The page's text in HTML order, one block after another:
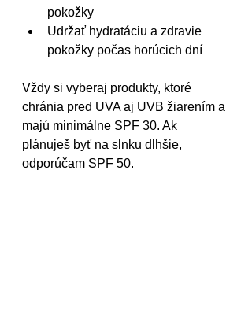
pokožky
Udržať hydratáciu a zdravie
pokožky počas horúcich dní
Vždy si vyberaj produkty, ktoré
chránia pred UVA aj UVB žiarením a
majú minimálne SPF 30. Ak
plánuješ byť na slnku dlhšie,
odporúčam SPF 50.